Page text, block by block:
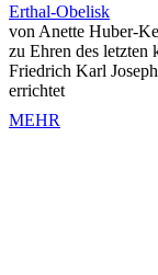
Erthal-Obelisk
von Anette Huber-
zu Ehren des letzten
Friedrich Karl
errichtet
MEHR